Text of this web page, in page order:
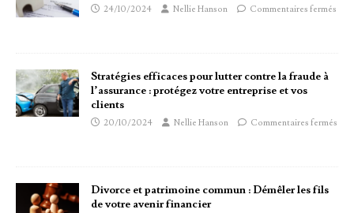
24/10/2024 Nellie Hanson Commentaires fermés
Stratégies efficaces pour lutter contre la fraude à
l’assurance : protégez votre entreprise et vos
clients
20/10/2024 Nellie Hanson Commentaires fermés
Divorce et patrimoine commun : Démêler les fils
de votre avenir financier